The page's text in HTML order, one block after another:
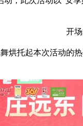
开
烘托起本次活动的